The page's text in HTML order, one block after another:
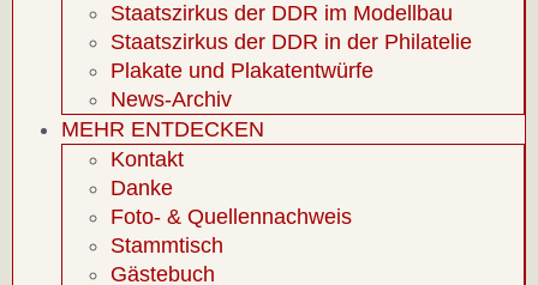
Staatszirkus der DDR im Modellbau
Staatszirkus der DDR in der Philatelie
Plakate und Plakatentwürfe
News-Archiv
MEHR ENTDECKEN
Kontakt
Danke
Foto- & Quellennachweis
Stammtisch
Gästebuch